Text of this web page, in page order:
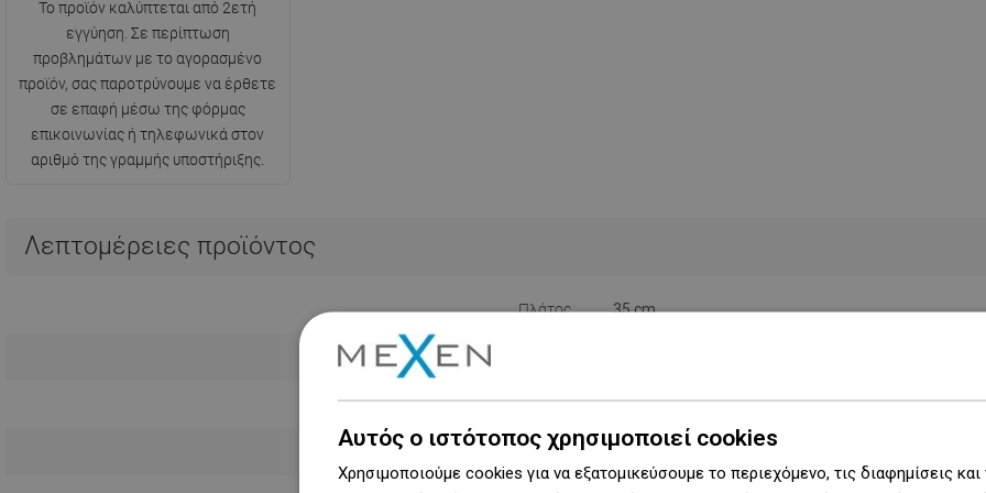
Το προϊόν καλύπτεται από 2ετή
εγγύηση. Σε περίπτωση
προβλημάτων με το αγορασμένο
προϊόν, σας παροτρύνουμε να έρθετε
σε επαφή μέσω της φόρμας
επικοινωνίας ή τηλεφωνικά στον
αριθμό της γραμμής υποστήριξης.
Λεπτομέρειες προϊόντος
Πλάτος 35 cm
Χρώμα Χρυσός
Υλικό Μέταλλο
Αυτός ο ιστότοπος χρησιμοποιεί cookies
Χρησιμοποιούμε cookies για να εξατομικεύσουμε το περιεχόμενο, τις διαφημίσεις